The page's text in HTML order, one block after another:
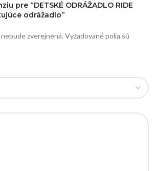
pre “DETSKÉ ODRÁŽADLO RIDE
odrážadlo”
zverejnená. Vyžadované polia sú